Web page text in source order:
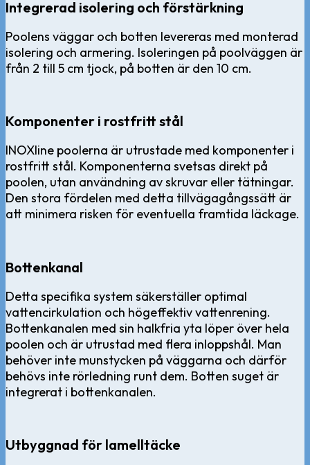
Integrerad isolering och förstärkning
Poolens väggar och botten levereras med monterad
isolering och armering. Isoleringen på poolväggen är
från 2 till 5 cm tjock, på botten är den 10 cm.
Komponenter i rostfritt stål
INOXline poolerna är utrustade med komponenter i
rostfritt stål. Komponenterna svetsas direkt på
poolen, utan användning av skruvar eller tätningar.
Den stora fördelen med detta tillvägagångssätt är
att minimera risken för eventuella framtida läckage.
Bottenkanal
Detta specifika system säkerställer optimal
vattencirkulation och högeffektiv vattenrening.
Bottenkanalen med sin halkfria yta löper över hela
poolen och är utrustad med flera inloppshål. Man
behöver inte munstycken på väggarna och därför
behövs inte rörledning runt dem. Botten suget är
integrerat i bottenkanalen.
Utbyggnad för lamelltäcke